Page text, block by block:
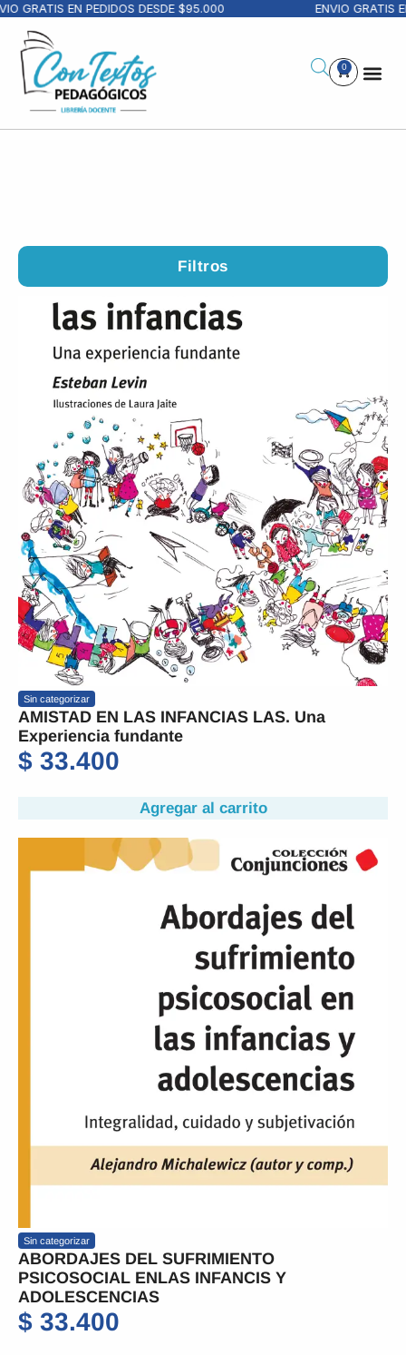
EN PEDIDOS DESDE $95.000 ENVIO GRATIS EN
0
Filtros
Sin categorizar
AMISTAD EN LAS INFANCIAS LAS. Una
Experiencia fundante
$ 33.400
Agregar al carrito
Sin categorizar
ABORDAJES DEL SUFRIMIENTO
PSICOSOCIAL ENLAS INFANCIS Y
ADOLESCENCIAS
$ 33.400